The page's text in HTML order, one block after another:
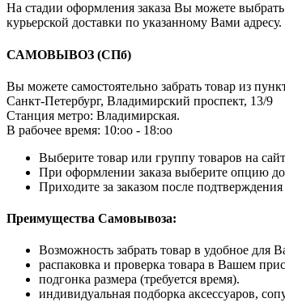
На стадии оформления заказа Вы можете
курьерской доставки по указанному Вами адресу.
САМОВЫВОЗ (СПб)
Вы можете самостоятельно забрать товар из
Санкт-Петербург, Владимирский проспект, 13/9
Станция метро: Владимирская.
В рабочее время: 10:оо - 18:оо
Выберите товар или группу товаров на
При оформлении заказа выберите опцию
Приходите за заказом после подтверждения
Преимущества Самовывоза:
Возможность забрать товар в удобное для
распаковка и проверка товара в Вашем
подгонка размера (требуется время).
индивидуальная подборка аксессуаров,